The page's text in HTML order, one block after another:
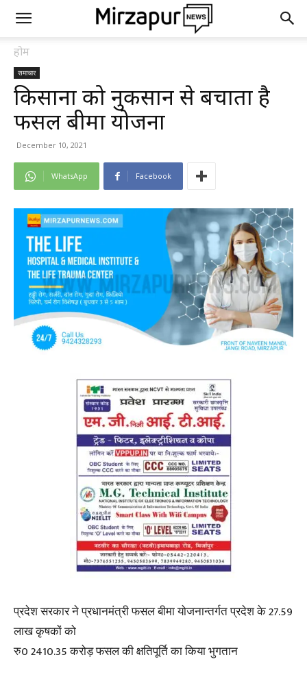
होम
समाचार
किसानों को नुकसान से बचाता है
फसल बीमा योजना
December 10, 2021
WhatsApp Facebook
प्रदेश सरकार ने प्रधानमंत्री फसल बीमा योजनान्तर्गत प्रदेश के 27.59
लाख कृषकों को
रु0 2410.35 करोड़ फसल की क्षतिपूर्ति का किया भुगतान